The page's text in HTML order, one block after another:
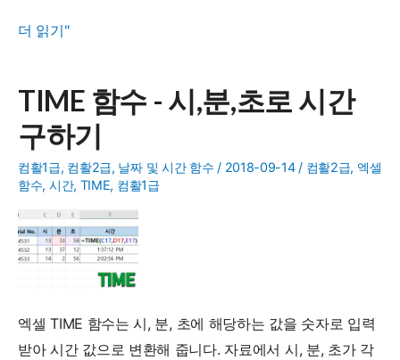
시
서
시,
분,
초
구
하
더 읽기"
TIME 함수 - 시,분,초로 시간
구하기
컴활1급, 컴활2급, 날짜 및 시간 함수 / 2018-09-14 / 컴활2급, 엑셀
함수, 시간, TIME, 컴활1급
엑셀 TIME 함수는 시, 분, 초에 해당하는 값을 숫자로 입력
받아 시간 값으로 변환해 줍니다. 자료에서 시, 분, 초가 각